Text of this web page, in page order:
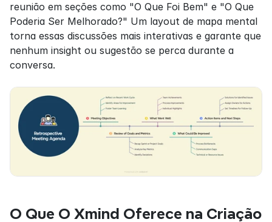
reunião em seções como "O Que Foi Bem" e "O Que
Poderia Ser Melhorado?" Um layout de mapa mental
torna essas discussões mais interativas e garante que
nenhum insight ou sugestão se perca durante a
conversa.
O Que O Xmind Oferece na Criação